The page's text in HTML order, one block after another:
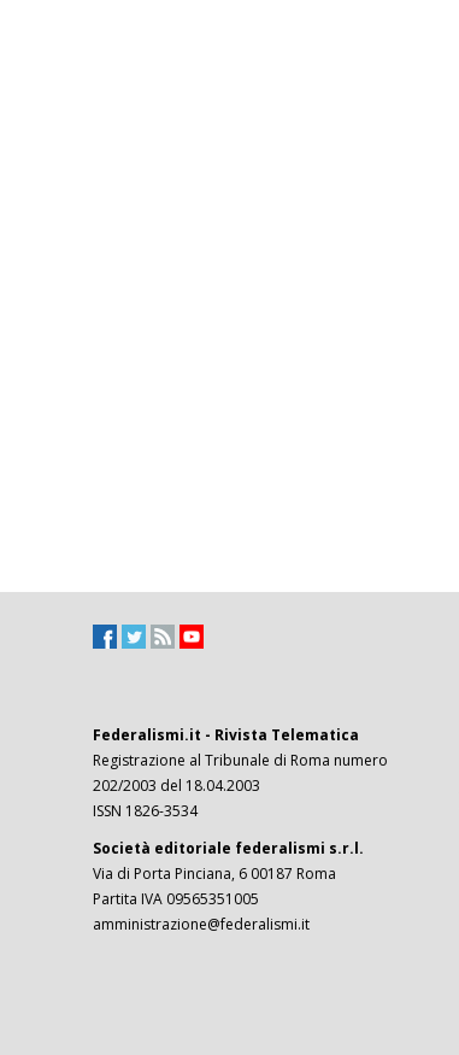
Federalismi.it - Rivista Telematica
Registrazione al Tribunale di Roma numero
202/2003 del 18.04.2003
ISSN 1826-3534
Società editoriale federalismi s.r.l.
Via di Porta Pinciana, 6 00187 Roma
Partita IVA 09565351005
amministrazione@federalismi.it